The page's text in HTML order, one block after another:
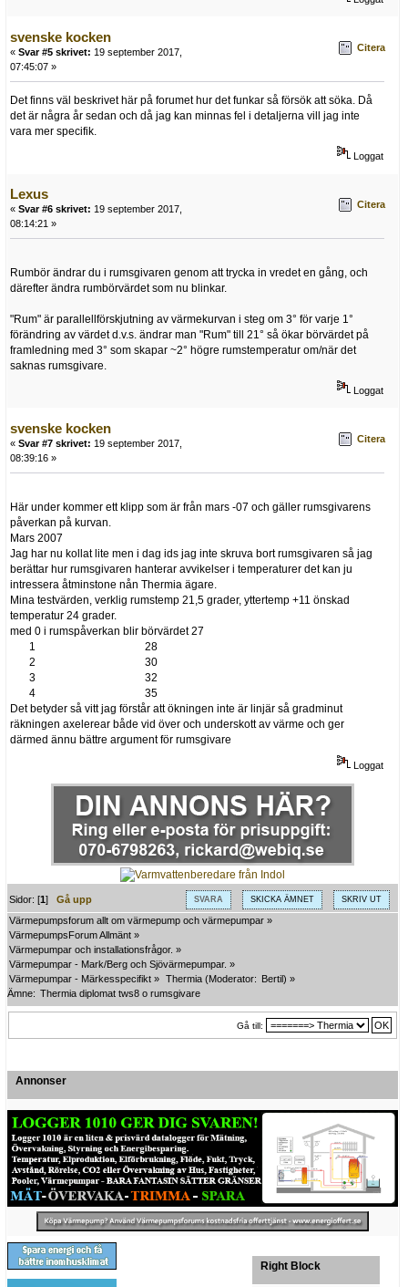
svenske kocken
« Svar #5 skrivet: 19 september 2017,
07:45:07 »
Citera
Det finns väl beskrivet här på forumet hur det funkar så försök att söka. Då
det är några år sedan och då jag kan minnas fel i detaljerna vill jag inte
vara mer specifik.
Loggat
Lexus
« Svar #6 skrivet: 19 september 2017,
08:14:21 »
Citera
Rumbör ändrar du i rumsgivaren genom att trycka in vredet en gång, och
därefter ändra rumbörvärdet som nu blinkar.
"Rum" är parallellförskjutning av värmekurvan i steg om 3° för varje 1°
förändring av värdet d.v.s. ändrar man "Rum" till 21° så ökar börvärdet på
framledning med 3° som skapar ~2° högre rumstemperatur om/när det
saknas rumsgivare.
Loggat
svenske kocken
« Svar #7 skrivet: 19 september 2017,
08:39:16 »
Citera
Här under kommer ett klipp som är från mars -07 och gäller rumsgivarens
påverkan på kurvan.
Mars 2007
Jag har nu kollat lite men i dag ids jag inte skruva bort rumsgivaren så jag
berättar hur rumsgivaren hanterar avvikelser i temperaturer det kan ju
intressera åtminstone nån Thermia ägare.
Mina testvärden, verklig rumstemp 21,5 grader, yttertemp +11 önskad
temperatur 24 grader.
med 0 i rumspåverkan blir börvärdet 27
1 28
2 30
3 32
4 35
Det betyder så vitt jag förstår att ökningen inte är linjär så gradminut
räkningen axelerear både vid över och underskott av värme och ger
därmed ännu bättre argument för rumsgivare
Loggat
SVARA SKICKA ÄMNET SKRIV UT
Sidor: [1]Gå upp
Värmepumpsforum allt om värmepump och värmepumpar »
VärmepumpsForum Allmänt »
Värmepumpar och installationsfrågor. »
Värmepumpar - Mark/Berg och Sjövärmepumpar. »
Värmepumpar - Märkesspecifikt » Thermia (Moderator: Bertil) »
Ämne: Thermia diplomat tws8 o rumsgivare
Gå till:
Annonser
Right Block